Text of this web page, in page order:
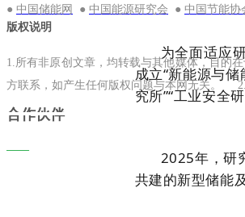
为全面适应
成立“新能源与储
究所”“工业安全
2025年，研
共建的新型储能
● 中国储能网 ● 中国能源研究会 ● 中国节能协
版权说明
1.所有非原创文章，均转载与其他媒体，目的
方联系，如产生任何版权问题与本网无关。
合作伙伴
——